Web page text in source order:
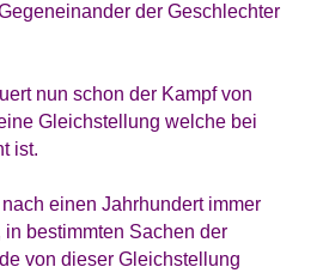
der Geschlechter
nun schon der Kampf von
Gleichstellung welche bei
ist.
einen Jahrhundert immer
bestimmten Sachen der
von dieser Gleichstellung